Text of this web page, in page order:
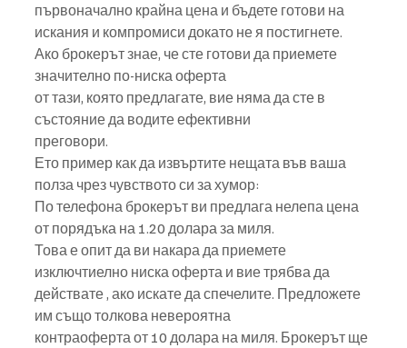
първоначално крайна цена и бъдете готови на
искания и компромиси докато не я постигнете.
Ако брокерът знае, че сте готови да приемете
значително по-ниска оферта
от тази, която предлагате, вие няма да сте в
състояние да водите ефективни
преговори.
Ето пример как да извъртите нещата във ваша
полза чрез чувството си за хумор:
По телефона брокерът ви предлага нелепа цена
от порядъка на 1.20 долара за миля.
Това е опит да ви накара да приемете
изключтиелно ниска оферта и вие трябва да
действате , ако искате да спечелите. Предложете
им също толкова невероятна
контраоферта от 10 долара на миля. Брокерът ще